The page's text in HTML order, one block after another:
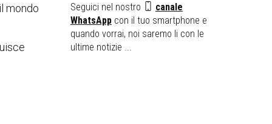
mondo
Seguici nel nostro
canale
WhatsAppcon il tuo smartphone e
quando vorrai, noi saremo li con le
ultime notizie ...